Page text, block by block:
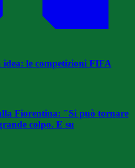
le competizioni FIFA
Fiorentina: "Si può tornare
colpo. E su